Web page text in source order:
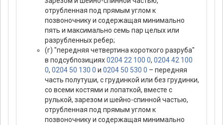
отрубленная под прямым углом к
позвоночнику и содержащая минимально
пять и максимально семь пар целых или
разрубленных ребер;
(г) "передняя четвертина короткого разруба"
в подсубпозициях0204 22 100 0, 0204 42 100
0, 0204 50 130 0 и 0204 50 530 0 – передняя
часть полутуши, с грудинкой или без грудинки,
со всеми костями и лопаткой, вместе с
рулькой, зарезом и шейно-спинной частью,
отрубленная под прямым углом к
позвоночнику и содержащая минимально